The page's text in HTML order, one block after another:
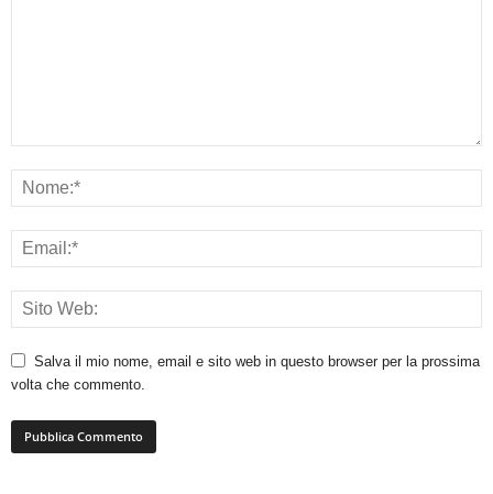
Salva il mio nome, email e sito web in questo browser per la prossima
volta che commento.